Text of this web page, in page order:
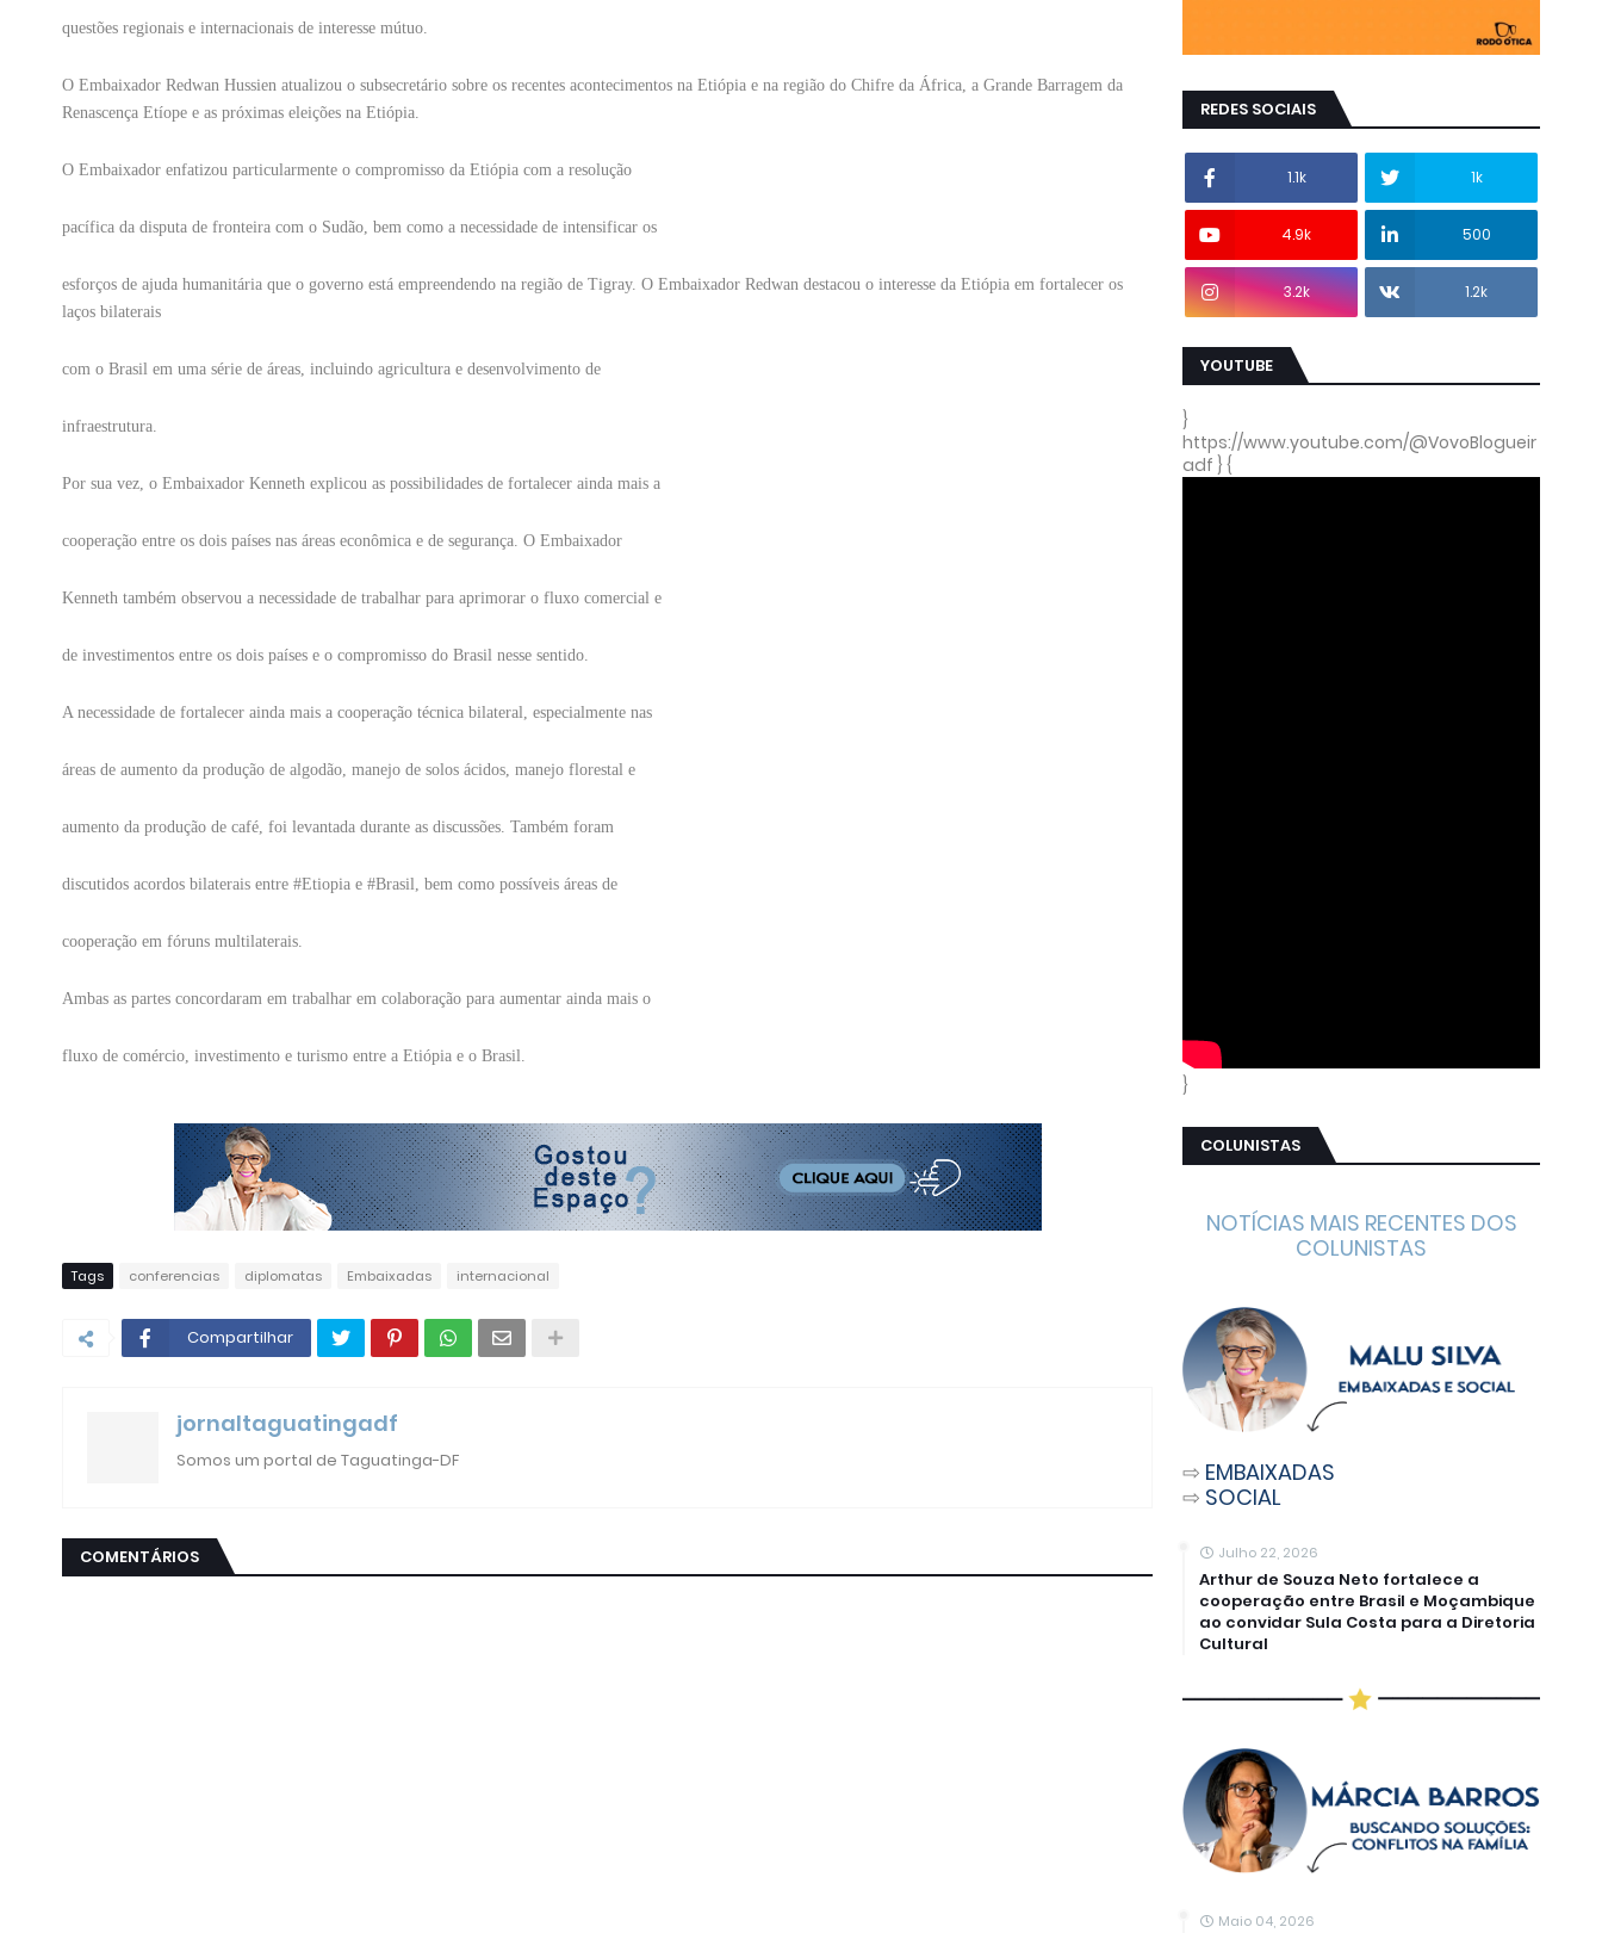
questões regionais e internacionais de interesse mútuo.
O Embaixador Redwan Hussien atualizou o subsecretário sobre os recentes acontecimentos na Etiópia e na região do Chifre da África, a Grande Barragem da
Renascença Etíope e as próximas eleições na Etiópia.
O Embaixador enfatizou particularmente o compromisso da Etiópia com a resolução
pacífica da disputa de fronteira com o Sudão, bem como a necessidade de intensificar os
esforços de ajuda humanitária que o governo está empreendendo na região de Tigray. O Embaixador Redwan destacou o interesse da Etiópia em fortalecer os
laços bilaterais
com o Brasil em uma série de áreas, incluindo agricultura e desenvolvimento de
infraestrutura.
Por sua vez, o Embaixador Kenneth explicou as possibilidades de fortalecer ainda mais a
cooperação entre os dois países nas áreas econômica e de segurança. O Embaixador
Kenneth também observou a necessidade de trabalhar para aprimorar o fluxo comercial e
de investimentos entre os dois países e o compromisso do Brasil nesse sentido.
A necessidade de fortalecer ainda mais a cooperação técnica bilateral, especialmente nas
áreas de aumento da produção de algodão, manejo de solos ácidos, manejo florestal e
aumento da produção de café, foi levantada durante as discussões. Também foram
discutidos acordos bilaterais entre #Etiopia e #Brasil, bem como possíveis áreas de
cooperação em fóruns multilaterais.
Ambas as partes concordaram em trabalhar em colaboração para aumentar ainda mais o
fluxo de comércio, investimento e turismo entre a Etiópia e o Brasil.
Tags conferencias diplomatas Embaixadas internacional
Compartilhar
jornaltaguatingadf
Somos um portal de Taguatinga-DF
COMENTÁRIOS
REDES SOCIAIS
1.1k 1k
4.9k 500
3.2k 1.2k
YOUTUBE
}
https://www.youtube.com/@VovoBlogueir
adf } {
}
COLUNISTAS
NOTÍCIAS MAIS RECENTES DOS
COLUNISTAS
⇨ EMBAIXADAS
⇨ SOCIAL
Julho 22, 2026
Arthur de Souza Neto fortalece a
cooperação entre Brasil e Moçambique
ao convidar Sula Costa para a Diretoria
Cultural
Maio 04, 2026